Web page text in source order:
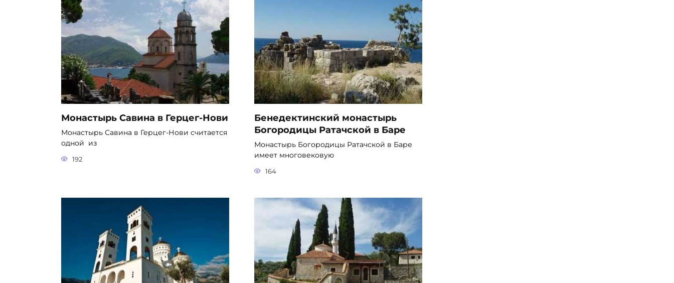
Монастырь Савина в Герцег-Нови
Монастырь Савина в Герцег-Нови считается
одной из
192
Бенедектинский монастырь
Богородицы Ратачской в Баре
Монастырь Богородицы Ратачской в Баре
имеет многовековую
164